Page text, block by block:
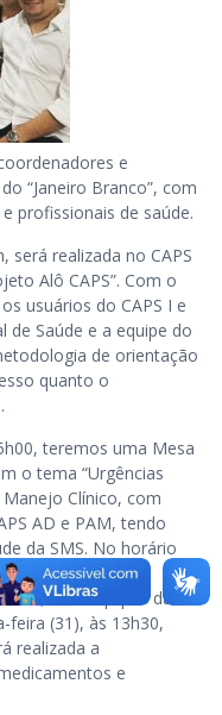
e
“Janeiro Branco”, com
profissionais de saúde.
será realizada no CAPS
Alô CAPS”. Com o
usuários do CAPS I e
de Saúde e a equipe do
de orientação
quanto o
teremos uma Mesa
o tema “Urgências
Clínico, com
AD e PAM, tendo
da SMS. No horário
com equipes da
feira (31), às 13h30,
realizada a
e